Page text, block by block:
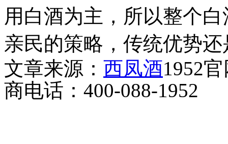
用白酒为主，所以整个
亲民的策略，传统优势
文章来源： 西凤酒1952
商电话：400-088-1952